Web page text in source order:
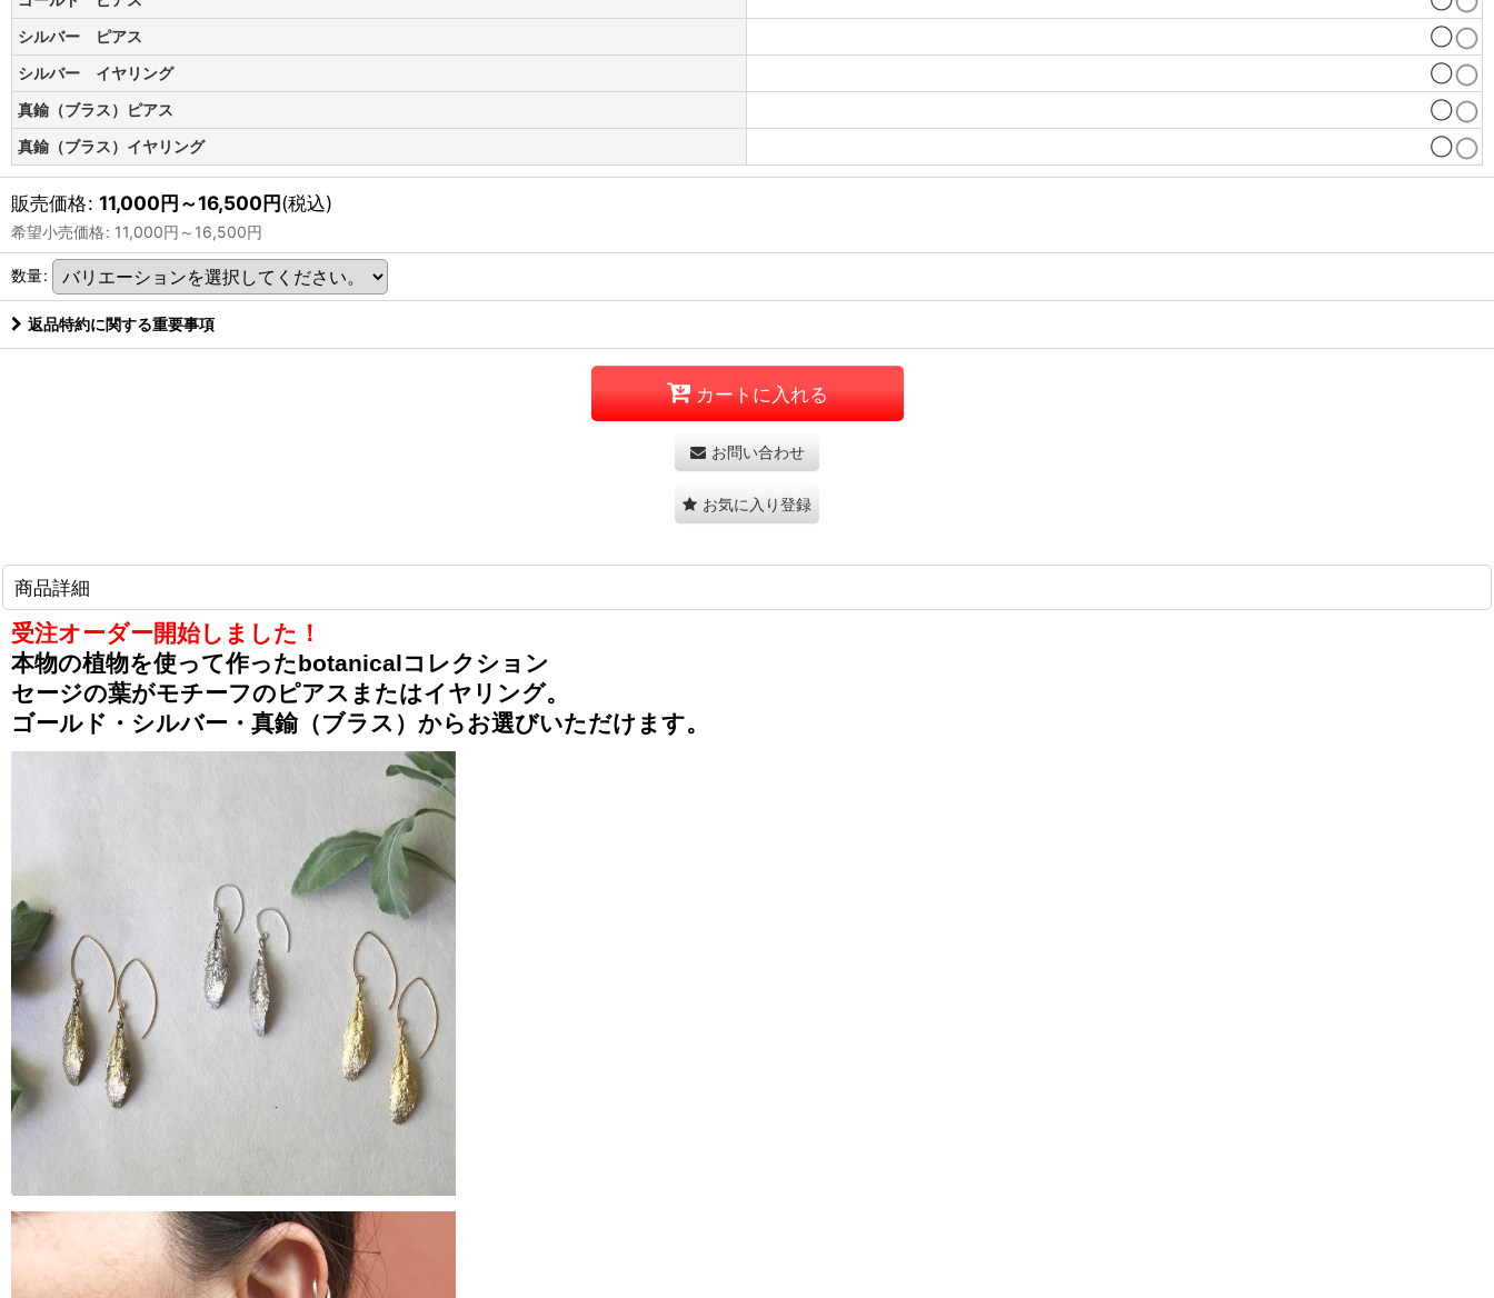
シルバー ピアス
◯
シルバー イヤリング
◯
真鍮（ブラス）ピアス
◯
真鍮（ブラス）イヤリング
◯
販売価格: 11,000円～16,500円(税込)
希望小売価格: 11,000円 ～16,500円
数量:
返品特約に関する重要事項
カートに入れる
お問い合わせ
お気に入り登録
商品詳細
受注オーダー開始しました！
本物の植物を使って作ったbotanicalコレクション
セージの葉がモチーフのピアスまたはイヤリング。
ゴールド・シルバー・真鍮（ブラス）からお選びいただけます。